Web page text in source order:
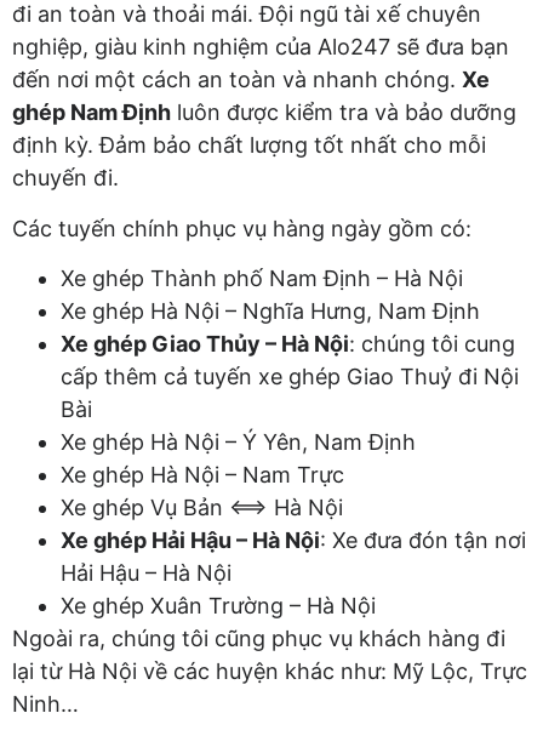
đi an toàn và thoải mái. Đội ngũ tài xế chuyên
nghiệp, giàu kinh nghiệm của Alo247 sẽ đưa bạn
đến nơi một cách an toàn và nhanh chóng. Xe
ghép Nam Định luôn được kiểm tra và bảo dưỡng
định kỳ. Đảm bảo chất lượng tốt nhất cho mỗi
chuyến đi.
Các tuyến chính phục vụ hàng ngày gồm có:
Xe ghép Thành phố Nam Định – Hà Nội
Xe ghép Hà Nội – Nghĩa Hưng, Nam Định
Xe ghép Giao Thủy – Hà Nội: chúng tôi cung
cấp thêm cả tuyến xe ghép Giao Thuỷ đi Nội
Bài
Xe ghép Hà Nội – Ý Yên, Nam Định
Xe ghép Hà Nội – Nam Trực
Xe ghép Vụ Bản <==> Hà Nội
Xe ghép Hải Hậu – Hà Nội: Xe đưa đón tận nơi
Hải Hậu – Hà Nội
Xe ghép Xuân Trường – Hà Nội
Ngoài ra, chúng tôi cũng phục vụ khách hàng đi
lại từ Hà Nội về các huyện khác như: Mỹ Lộc, Trực
Ninh…